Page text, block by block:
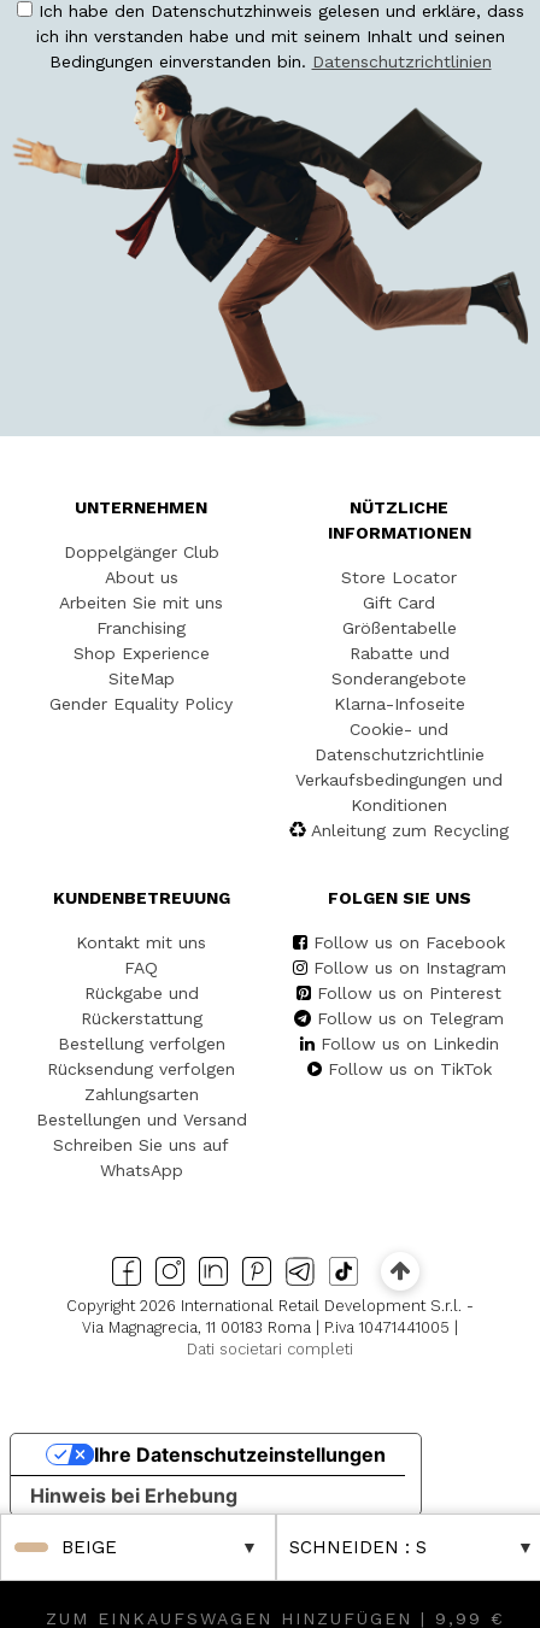
BEIGE SCHNEIDEN : S
ZUM EINKAUFSWAGEN HINZUFÜGEN | 9,99 €
Ich habe den Datenschutzhinweis gelesen und erkläre, dass
ich ihn verstanden habe und mit seinem Inhalt und seinen
Bedingungen einverstanden bin. Datenschutzrichtlinien
UNTERNEHMEN
Doppelgänger Club
About us
Arbeiten Sie mit uns
Franchising
Shop Experience
SiteMap
Gender Equality Policy
NÜTZLICHE
INFORMATIONEN
Store Locator
Gift Card
Größentabelle
Rabatte und
Sonderangebote
Klarna-Infoseite
Cookie- und
Datenschutzrichtlinie
Verkaufsbedingungen und
Konditionen
Anleitung zum Recycling
KUNDENBETREUUNG
Kontakt mit uns
FAQ
Rückgabe und
Rückerstattung
Bestellung verfolgen
Rücksendung verfolgen
Zahlungsarten
Bestellungen und Versand
Schreiben Sie uns auf
WhatsApp
FOLGEN SIE UNS
Follow us on Facebook
Follow us on Instagram
Follow us on Pinterest
Follow us on Telegram
Follow us on Linkedin
Follow us on TikTok
Copyright 2026 International Retail Development S.r.l. -
Via Magnagrecia, 11 00183 Roma | P.iva 10471441005 |
Dati societari completi
Hinweis bei Erhebung
Ihre Datenschutzeinstellungen